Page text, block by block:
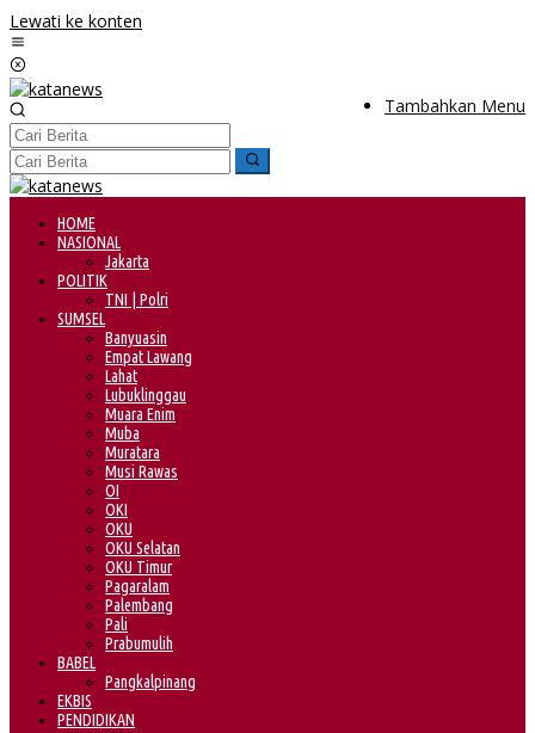
Lewati ke konten
Tambahkan Menu
HOME
NASIONAL
Jakarta
POLITIK
TNI | Polri
SUMSEL
Banyuasin
Empat Lawang
Lahat
Lubuklinggau
Muara Enim
Muba
Muratara
Musi Rawas
OI
OKI
OKU
OKU Selatan
OKU Timur
Pagaralam
Palembang
Pali
Prabumulih
BABEL
Pangkalpinang
EKBIS
PENDIDIKAN